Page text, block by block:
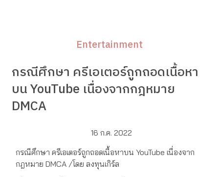
Entertainment
กรณีศึกษา ครีเอเตอร์ถูกถอดเนื้อหา
บน YouTube เนื่องจากกฎหมาย
DMCA
16 ก.ค. 2022
กรณีศึกษา ครีเอเตอร์ถูกถอดเนื้อหาบน YouTube เนื่องจาก
กฎหมาย DMCA /โดย ลงทุนเกิร์ล